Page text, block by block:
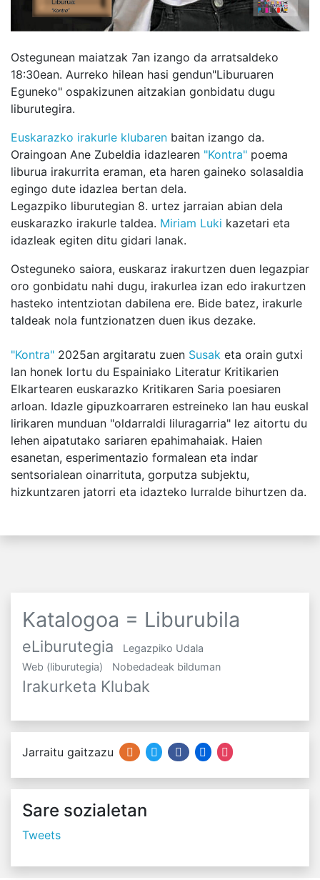
Ostegunean maiatzak 7an izango da arratsaldeko
18:30ean. Aurreko hilean hasi gendun"Liburuaren
Eguneko" ospakizunen aitzakian gonbidatu dugu
liburutegira.
Euskarazko irakurle klubaren baitan izango da.
Oraingoan Ane Zubeldia idazlearen "Kontra" poema
liburua irakurrita eraman, eta haren gaineko solasaldia
egingo dute idazlea bertan dela.
Legazpiko liburutegian 8. urtez jarraian abian dela
euskarazko irakurle taldea. Miriam Luki kazetari eta
idazleak egiten ditu gidari lanak.
Osteguneko saiora, euskaraz irakurtzen duen legazpiar
oro gonbidatu nahi dugu, irakurlea izan edo irakurtzen
hasteko intentziotan dabilena ere. Bide batez, irakurle
taldeak nola funtzionatzen duen ikus dezake.
"Kontra" 2025an argitaratu zuen Susak eta orain gutxi
lan honek lortu du Espainiako Literatur Kritikarien
Elkartearen euskarazko Kritikaren Saria poesiaren
arloan. Idazle gipuzkoarraren estreineko lan hau euskal
lirikaren munduan "oldarraldi liluragarria" lez aitortu du
lehen aipatutako sariaren epahimahaiak. Haien
esanetan, esperimentazio formalean eta indar
sentsorialean oinarrituta, gorputza subjektu,
hizkuntzaren jatorri eta idazteko lurralde bihurtzen da.
Katalogoa = Liburubila
eLiburutegia
Legazpiko Udala
Web (liburutegia)
Nobedadeak bilduman
Irakurketa Klubak
Jarraitu gaitzazu
Sare sozialetan
Tweets